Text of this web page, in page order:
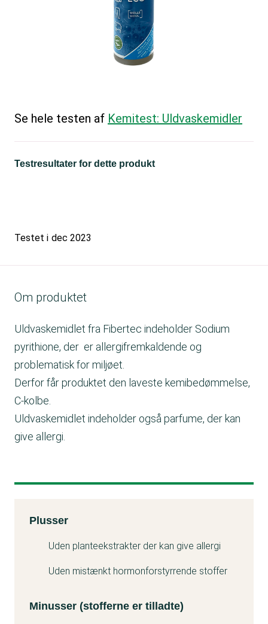
Se hele testen af Kemitest: Uldvaskemidler
Testresultater for dette produkt
Testet i dec 2023
Om produktet
Uldvaskemidlet fra Fibertec indeholder Sodium
pyrithione, der er allergifremkaldende og
problematisk for miljøet.
Derfor får produktet den laveste kemibedømmelse,
C-kolbe.
Uldvaskemidlet indeholder også parfume, der kan
give allergi.
Kemitest
Plusser
Uden planteekstrakter der kan give allergi
Uden mistænkt hormonforstyrrende stoffer
Minusser (stofferne er tilladte)